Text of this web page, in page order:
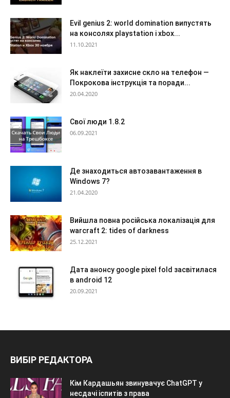
Evil genius 2: world domination випустять
на консолях playstation і xbox...
11.10.2021
Як наклеїти захисне скло на телефон —
Покрокова інструкція та поради...
20.04.2020
Свої люди 1.8.2
06.09.2021
Де знаходиться автозавантаження в
Windows 7?
21.04.2020
Вийшла повна російська локалізація для
warcraft 2: tides of darkness
25.12.2021
Дата анонсу google pixel fold засвітилася
в android 12
20.09.2021
ВИБІР РЕДАКТОРА
Кім Кардашьян звинувачує ChatGPT у
несдачі іспитів з права